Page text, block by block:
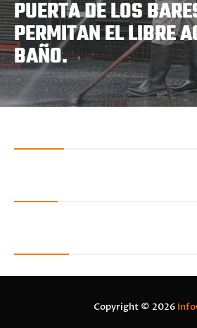
PUERTA DE LOS
PERMITAN EL LIBRE
BAÑO.
Copyright © 2026